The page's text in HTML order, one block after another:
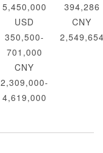
5,450,000
USD
350,500-
701,000
CNY
2,309,000-
4,619,000
394,286
CNY